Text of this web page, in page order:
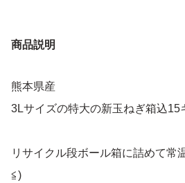
商品説明
熊本県産
3Lサイズの特大の新玉ねぎ箱込15
リサイクル段ボール箱に詰めて
≦)